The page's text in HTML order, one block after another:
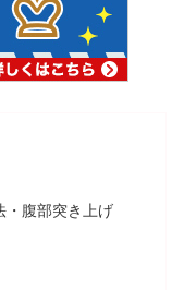
・腹部突き上げ